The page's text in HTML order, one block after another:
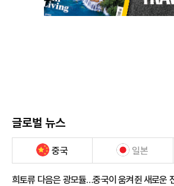
글로벌 뉴스
중국 일본
희토류 다음은 광모듈…중국이 움켜쥔 새로운